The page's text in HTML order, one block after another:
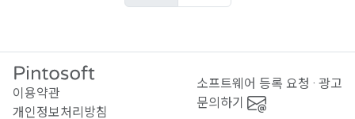
이용약관
개인정보처리방침
소프트웨어 등록 요청 · 광고
문의하기